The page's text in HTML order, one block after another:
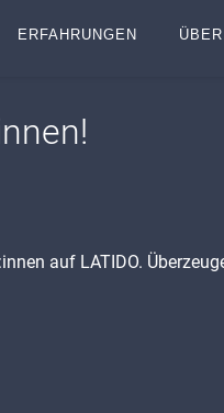
ERFAHRUNGEN
auf LATIDO.